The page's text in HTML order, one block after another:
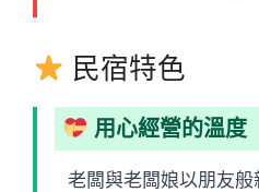
民宿特色
用心經營的溫度
老闆與老闆娘以朋友